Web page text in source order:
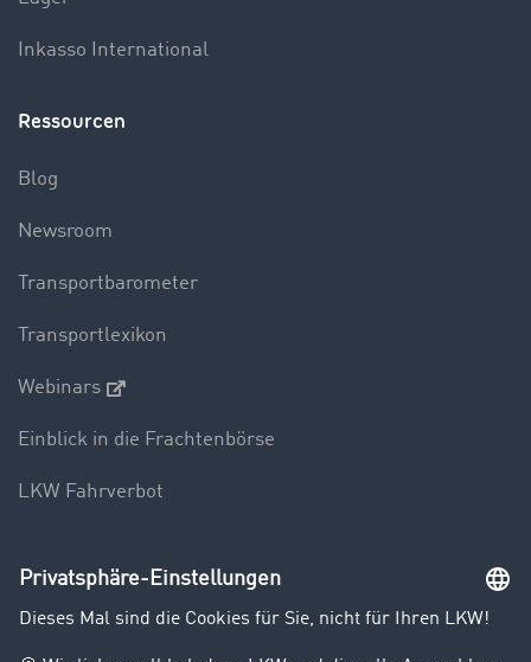
Inkasso International
Ressourcen
Blog
Newsroom
Transportbarometer
Transportlexikon
Webinars
Einblick in die Frachtenbörse
LKW Fahrverbot
Unternehmen
Kunden werben Kunden